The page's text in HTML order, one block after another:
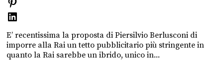
E’ recentissima la proposta di Piersilvio Berlusconi di
imporre alla Rai un tetto pubblicitario più stringente in
quanto la Rai sarebbe un ibrido, unico in...